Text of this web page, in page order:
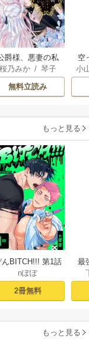
爵様、悪妻の私
はもう放っておい
てください
桜乃みか/ 琴子
無料立読み
空
小
もっと見る
んBITCH!!! 第1話
nぽぽ
2冊無料
最
もっと見る